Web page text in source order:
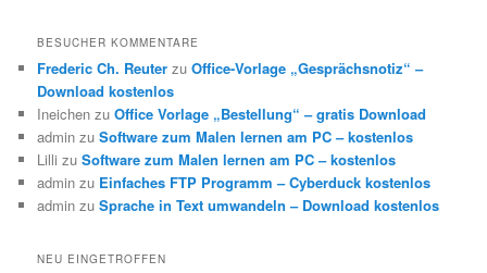
BESUCHER KOMMENTARE
Frederic Ch. Reuter zuOffice-Vorlage „Gesprächsnotiz“ –
Download kostenlos
Ineichen zuOffice Vorlage „Bestellung“ – gratis Download
admin zuSoftware zum Malen lernen am PC – kostenlos
Lilli zuSoftware zum Malen lernen am PC – kostenlos
admin zu Einfaches FTP Programm – Cyberduck kostenlos
admin zuSprache in Text umwandeln – Download kostenlos
NEU EINGETROFFEN